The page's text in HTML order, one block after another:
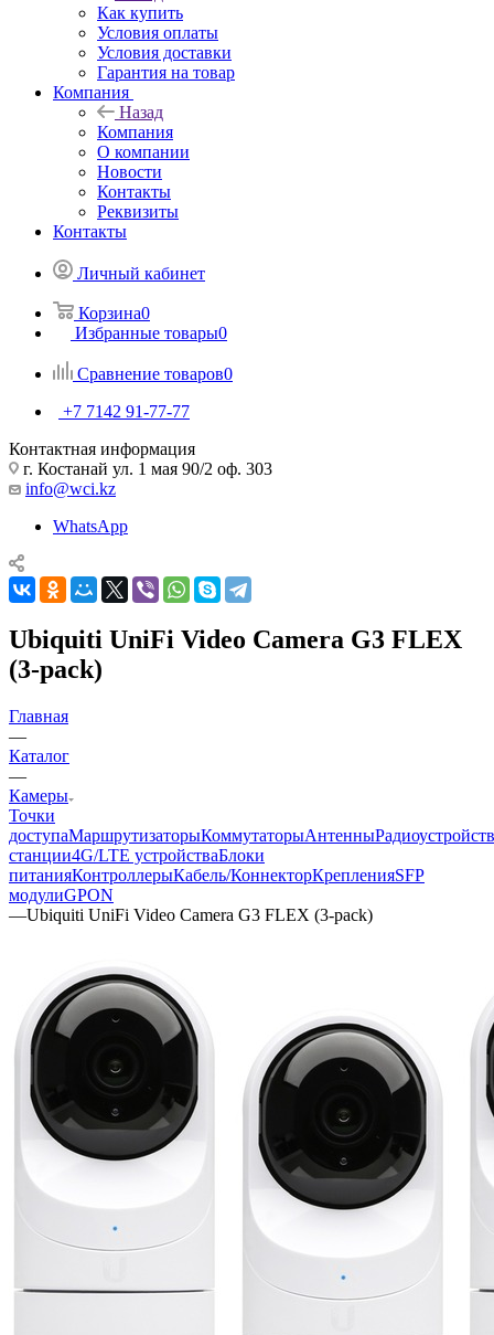
Как купить
Условия оплаты
Условия доставки
Гарантия на товар
Компания
Назад
Компания
О компании
Новости
Контакты
Реквизиты
Контакты
Личный кабинет
Корзина0
Избранные товары0
Сравнение товаров0
+7 7142 91-77-77
Контактная информация
г. Костанай ул. 1 мая 90/2 оф. 303
info@wci.kz
WhatsApp
Ubiquiti UniFi Video Camera G3 FLEX
(3-pack)
Главная
—
Каталог
—
Камеры
Точки
доступаМаршрутизаторыКоммутаторыАнтенны
станции4G/LTE устройстваБлоки
питанияКонтроллерыКабель/КоннекторКрепленияSFP
модулиGPON
—Ubiquiti UniFi Video Camera G3 FLEX (3-pack)